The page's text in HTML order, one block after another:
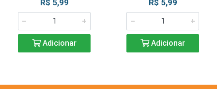
R$ 5,99
Adicionar
R$ 5,99
Adicionar